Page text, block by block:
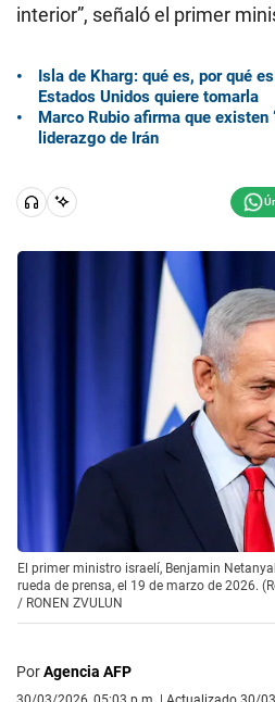
interior”, señaló el primer
Isla de Kharg: qué es, por qué
Estados Unidos quiere tomarla
Marco Rubio afirma que existen
liderazgo de Irán
El primer ministro israelí, Benjamin
rueda de prensa, el 19 de marzo de 2026.
/ RONEN ZVULUN
PorAgencia AFP